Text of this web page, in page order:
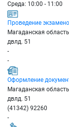
Среда: 10:00 - 11:00
Проведение
Магаданская
двлд. 51
-
-
Оформление
Магаданская
двлд. 51
(41342) 92260
-